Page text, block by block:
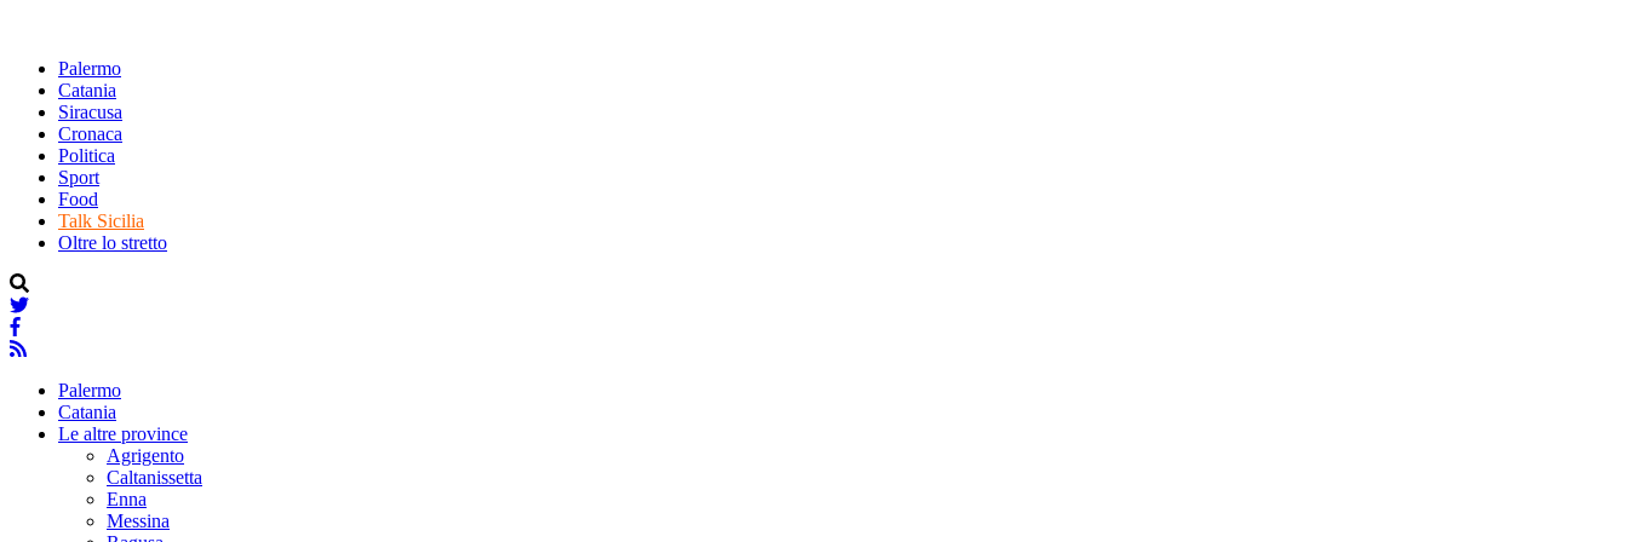
Palermo
Catania
Siracusa
Cronaca
Politica
Sport
Food
Talk Sicilia
Oltre lo stretto
Palermo
Catania
Le altre province
Agrigento
Caltanissetta
Enna
Messina